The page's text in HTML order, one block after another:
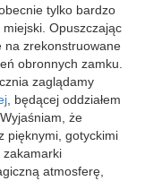
tylko bardzo
Opuszczając
na zrekonstruowane
obronnych zamku.
zaglądamy
, będącej oddziałem
że
pięknymi, gotyckimi
zakamarki
atmosferę,